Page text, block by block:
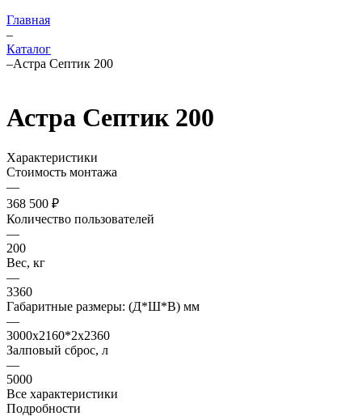
Главная
–
Каталог
–Астра Септик 200
Астра Септик 200
Характеристики
Стоимость монтажа
—
368 500 ₽
Количество пользователей
—
200
Вес, кг
—
3360
Габаритные размеры: (Д*Ш*В) мм
—
3000х2160*2х2360
Залповый сброс, л
—
5000
Все характеристики
Подробности